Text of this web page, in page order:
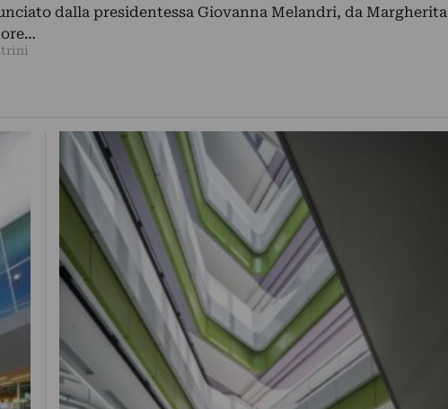
dalla presidentessa Giovanna Melandri, da Margherita